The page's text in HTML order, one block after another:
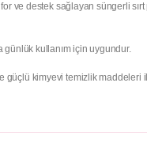
ve destek sağlayan süngerli
günlük kullanım için uygundur.
kimyevi temizlik maddeleri